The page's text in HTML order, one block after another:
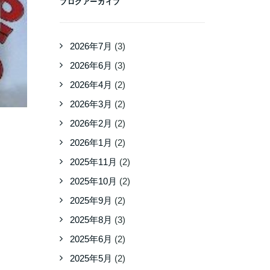
ブログアーカイブ
2026年7月 (3)
2026年6月 (3)
2026年4月 (2)
2026年3月 (2)
2026年2月 (2)
2026年1月 (2)
2025年11月 (2)
2025年10月 (2)
2025年9月 (2)
2025年8月 (3)
2025年6月 (2)
2025年5月 (2)